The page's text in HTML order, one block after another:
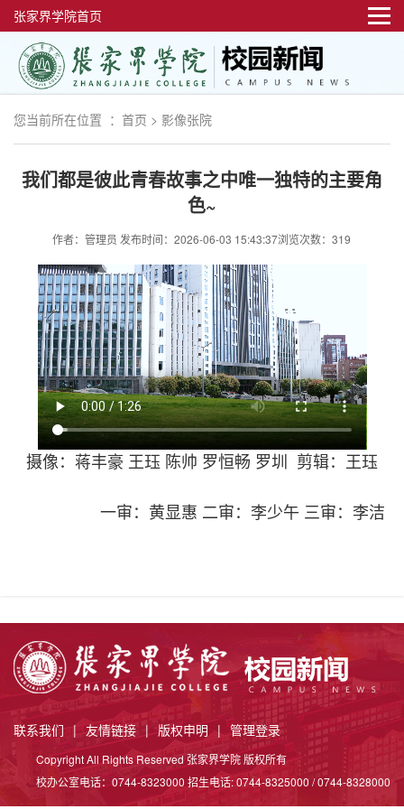
张家界学院首页
您当前所在位置 ： 首页 > 影像张院
我们都是彼此青春故事之中唯一独特的主要角
色~
作者：管理员 发布时间：2026-06-03 15:43:37浏览次数：319
摄像：蒋丰豪 王珏 陈帅 罗恒畅 罗圳 剪辑：王珏
一审：黄显惠 二审：李少午 三审：李洁
联系我们 | 友情链接 | 版权申明 | 管理登录
Copyright All Rights Reserved 张家界学院 版权所有
校办公室电话：0744-8323000 招生电话: 0744-8325000 / 0744-8328000